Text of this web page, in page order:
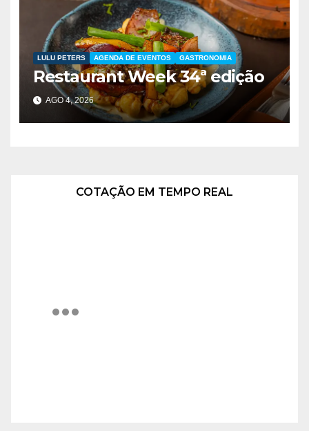
LULU PETERS AGENDA DE EVENTOS GASTRONOMIA
Restaurant Week 34ª edição
AGO 4, 2026
COTAÇÃO EM TEMPO REAL